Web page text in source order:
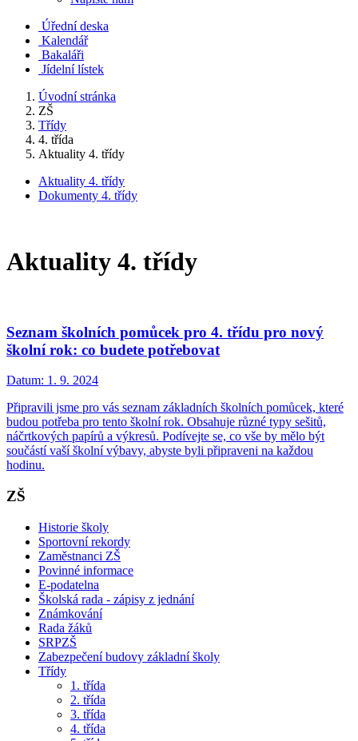
Úřední deska
Kalendář
Bakaláři
Jídelní lístek
Úvodní stránka
ZŠ
Třídy
4. třída
Aktuality 4. třídy
Aktuality 4. třídy
Dokumenty 4. třídy
Aktuality 4. třídy
Seznam školních pomůcek pro 4. třídu pro nový
školní rok: co budete potřebovat
Datum: 1. 9. 2024
Připravili jsme pro vás seznam základních školních pomůcek, které
budou potřeba pro tento školní rok. Obsahuje různé typy sešitů,
náčrtkových papírů a výkresů. Podívejte se, co vše by mělo být
součástí vaší školní výbavy, abyste byli připraveni na každou
hodinu.
ZŠ
Historie školy
Sportovní rekordy
Zaměstnanci ZŠ
Povinné informace
E-podatelna
Školská rada - zápisy z jednání
Známkování
Rada žáků
SRPZŠ
Zabezpečení budovy základní školy
Třídy
1. třída
2. třída
3. třída
4. třída